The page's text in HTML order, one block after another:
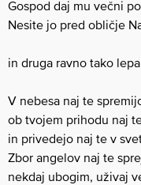
Gospod daj mu večni
Nesite jo pred obličje
in druga ravno tako
V nebesa naj te
ob tvojem prihodu naj
in privedejo naj te v
Zbor angelov naj te
nekdaj ubogim, uživaj